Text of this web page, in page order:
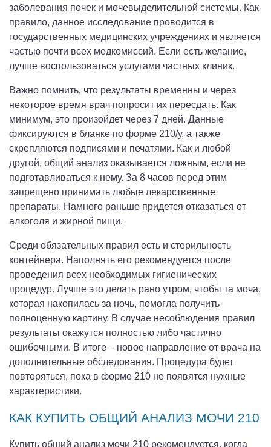
заболевания почек и мочевыделительной системы. Как
правило, данное исследование проводится в
государственных медицинских учреждениях и является
частью почти всех медкомиссий. Если есть желание,
лучше воспользоваться услугами частных клиник.
Важно помнить, что результаты временны и через
некоторое время врач попросит их пересдать. Как
минимум, это произойдет через 7 дней. Данные
фиксируются в бланке по форме 210/у, а также
скрепляются подписями и печатями. Как и любой
другой, общий анализ оказывается ложным, если не
подготавливаться к нему. За 8 часов перед этим
запрещено принимать любые лекарственные
препараты. Намного раньше придется отказаться от
алкоголя и жирной пищи.
Среди обязательных правил есть и стерильность
контейнера. Наполнять его рекомендуется после
проведения всех необходимых гигиенических
процедур. Лучше это делать рано утром, чтобы та моча,
которая накопилась за ночь, помогла получить
полноценную картину. В случае несоблюдения правил
результаты окажутся полностью либо частично
ошибочными. В итоге – новое направление от врача на
дополнительные обследования. Процедура будет
повторяться, пока в форме 210 не появятся нужные
характеристики.
КАК КУПИТЬ ОБЩИЙ АНАЛИЗ МОЧИ 210
Купить общий анализ мочи 210 рекомендуется, когда